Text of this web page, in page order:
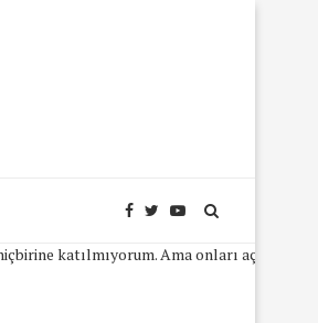
katılmıyorum. Ama onları açıkça ifade